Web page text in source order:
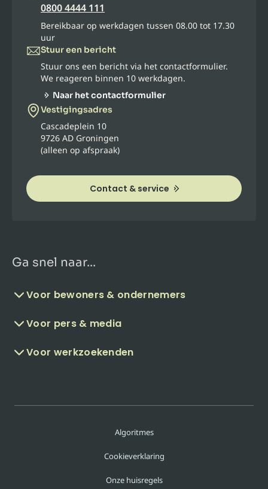
0800 4444 111
Bereikbaar op werkdagen tussen 08.00 tot 17.30
uur
Stuur een bericht
Stuur ons een bericht via het contactformulier.
We reageren binnen 10 werkdagen.
Naar het contactformulier
Vestigingsadres
Cascadeplein 10
9726 AD Groningen
(alleen op afspraak)
Contact & service
Ga snel naar...
Voor bewoners & ondernemers
Voor pers & media
Voor werkzoekenden
Algoritmes
Cookieverklaring
Onze huisregels